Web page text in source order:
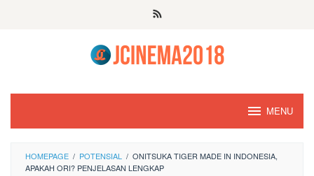
MENU
HOMEPAGE / POTENSIAL / ONITSUKA TIGER MADE IN INDONESIA,
APAKAH ORI? PENJELASAN LENGKAP